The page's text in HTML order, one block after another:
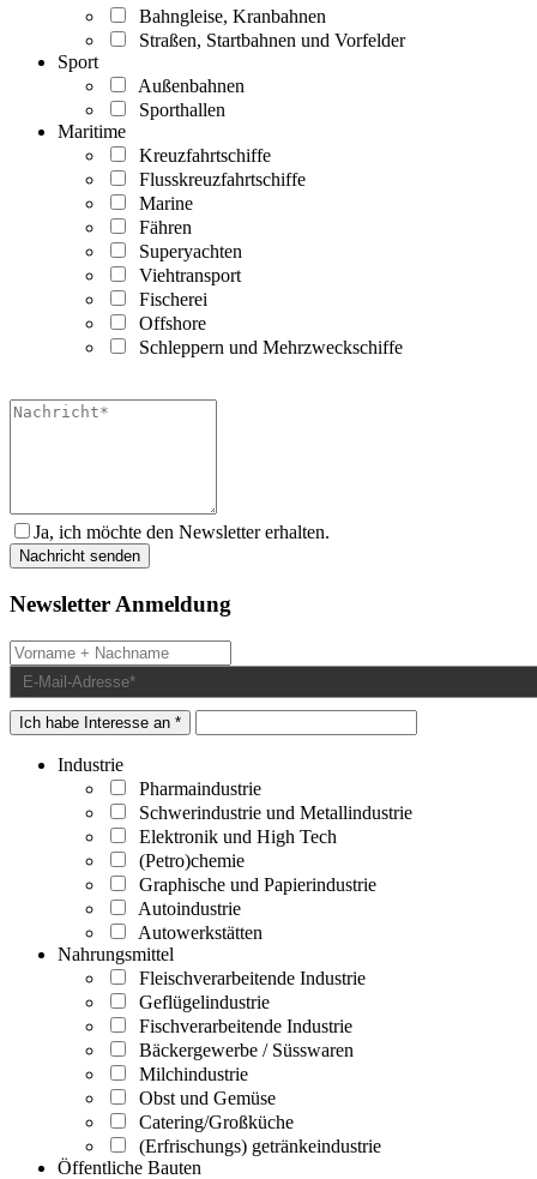
Bahngleise, Kranbahnen
Straßen, Startbahnen und Vorfelder
Sport
Außenbahnen
Sporthallen
Maritime
Kreuzfahrtschiffe
Flusskreuzfahrtschiffe
Marine
Fähren
Superyachten
Viehtransport
Fischerei
Offshore
Schleppern und Mehrzweckschiffe
Ja, ich möchte den Newsletter erhalten.
Newsletter Anmeldung
Ich habe Interesse an *
Industrie
Pharmaindustrie
Schwerindustrie und Metallindustrie
Elektronik und High Tech
(Petro)chemie
Graphische und Papierindustrie
Autoindustrie
Autowerkstätten
Nahrungsmittel
Fleischverarbeitende Industrie
Geflügelindustrie
Fischverarbeitende Industrie
Bäckergewerbe / Süsswaren
Milchindustrie
Obst und Gemüse
Catering/Großküche
(Erfrischungs) getränkeindustrie
Öffentliche Bauten